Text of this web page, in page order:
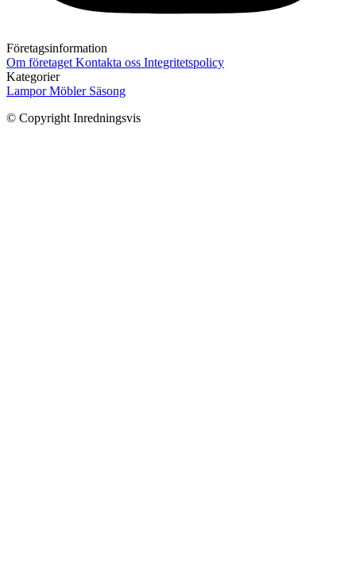
Företagsinformation
Om företaget Kontakta oss Integritetspolicy
Kategorier
LamporMöbler Säsong
© Copyright Inredningsvis